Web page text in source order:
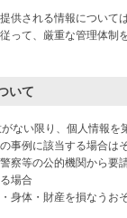
供される情報について
って、厳重な管理体制
いて
ない限り、個人情報を
事例に該当する場合は
察等の公的機関から要
場合
身体・財産を損なうお